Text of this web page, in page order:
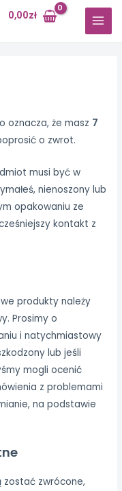
0,00zł
MAIN
oznacza, że ​​masz 7
o zwrot.
musi być w
nienoszony lub
opakowaniu ze
kontakt z
produkty należy
Prosimy o
i natychmiastowy
lub jeśli
mogli ocenić
z problemami
na podstawie
zostać zwrócone,